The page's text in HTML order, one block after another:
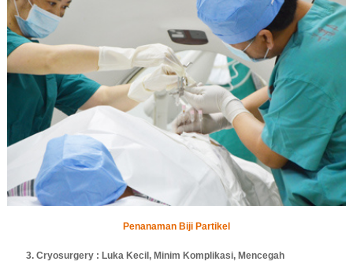
Penanaman Biji Partikel
3. Cryosurgery : Luka Kecil, Minim Komplikasi, Mencegah